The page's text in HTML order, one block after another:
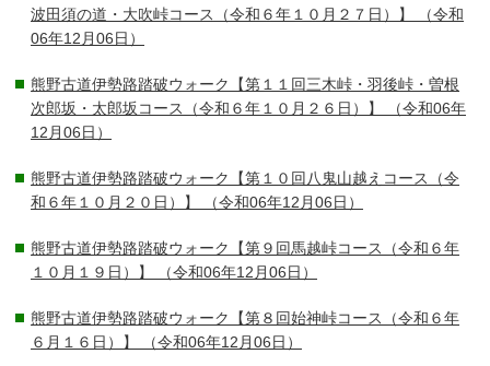
波田須の道・大吹峠コース（令和６年１０月２７日）】
（令和
06年12月06日）
熊野古道伊勢路踏破ウォーク【第１１回三木峠・羽後峠・曽根
次郎坂・太郎坂コース（令和６年１０月２６日）】
（令和06年
12月06日）
熊野古道伊勢路踏破ウォーク【第１０回八鬼山越えコース（令
和６年１０月２０日）】
（令和06年12月06日）
熊野古道伊勢路踏破ウォーク【第９回馬越峠コース（令和６年
１０月１９日）】
（令和06年12月06日）
熊野古道伊勢路踏破ウォーク【第８回始神峠コース（令和６年
６月１６日）】
（令和06年12月06日）